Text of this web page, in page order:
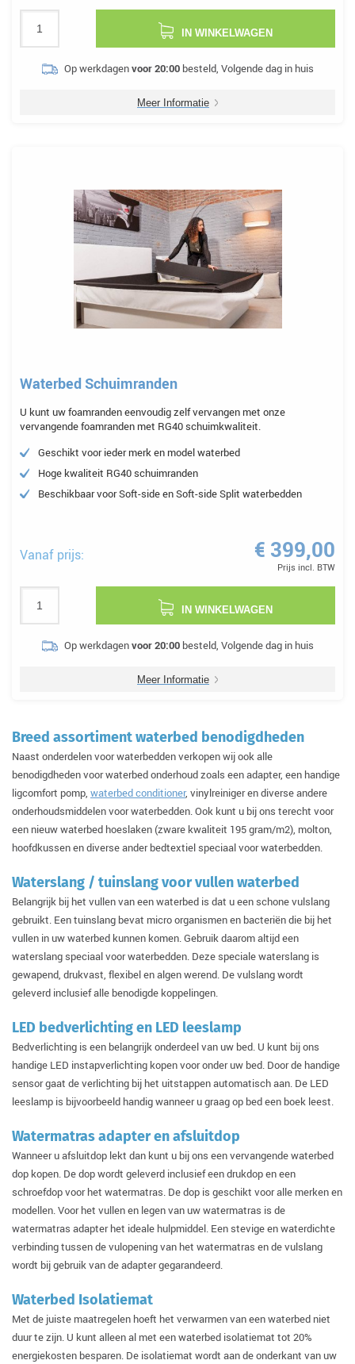
IN WINKELWAGEN
Op werkdagenvoor 20:00besteld, Volgende dag in huis
Meer Informatie
Waterbed Schuimranden
U kunt uw foamranden eenvoudig zelf vervangen met onze
vervangende foamranden met RG40 schuimkwaliteit.
Geschikt voor ieder merk en model waterbed
Hoge kwaliteit RG40 schuimranden
Beschikbaar voor Soft-side en Soft-side Split waterbedden
Vanaf prijs: € 399,00
Prijs incl. BTW
IN WINKELWAGEN
Op werkdagenvoor 20:00besteld, Volgende dag in huis
Meer Informatie
Breed assortiment waterbed benodigdheden
Naast onderdelen voor waterbedden verkopen wij ook alle
benodigdheden voor waterbed onderhoud zoals een adapter, een handige
ligcomfort pomp, waterbed conditioner, vinylreiniger en diverse andere
onderhoudsmiddelen voor waterbedden. Ook kunt u bij ons terecht voor
een nieuw waterbed hoeslaken (zware kwaliteit 195 gram/m2), molton,
hoofdkussen en diverse ander bedtextiel speciaal voor waterbedden.
Waterslang / tuinslang voor vullen waterbed
Belangrijk bij het vullen van een waterbed is dat u een schone vulslang
gebruikt. Een tuinslang bevat micro organismen en bacteriën die bij het
vullen in uw waterbed kunnen komen. Gebruik daarom altijd een
waterslang speciaal voor waterbedden. Deze speciale waterslang is
gewapend, drukvast, flexibel en algen werend. De vulslang wordt
geleverd inclusief alle benodigde koppelingen.
LED bedverlichting en LED leeslamp
Bedverlichting is een belangrijk onderdeel van uw bed. U kunt bij ons
handige LED instapverlichting kopen voor onder uw bed. Door de handige
sensor gaat de verlichting bij het uitstappen automatisch aan. De LED
leeslamp is bijvoorbeeld handig wanneer u graag op bed een boek leest.
Watermatras adapter en afsluitdop
Wanneer u afsluitdop lekt dan kunt u bij ons een vervangende waterbed
dop kopen. De dop wordt geleverd inclusief een drukdop en een
schroefdop voor het watermatras. De dop is geschikt voor alle merken en
modellen. Voor het vullen en legen van uw watermatras is de
watermatras adapter het ideale hulpmiddel. Een stevige en waterdichte
verbinding tussen de vulopening van het watermatras en de vulslang
wordt bij gebruik van de adapter gegarandeerd.
Waterbed Isolatiemat
Met de juiste maatregelen hoeft het verwarmen van een waterbed niet
duur te zijn. U kunt alleen al met een waterbed isolatiemat tot 20%
energiekosten besparen. De isolatiemat wordt aan de onderkant van uw